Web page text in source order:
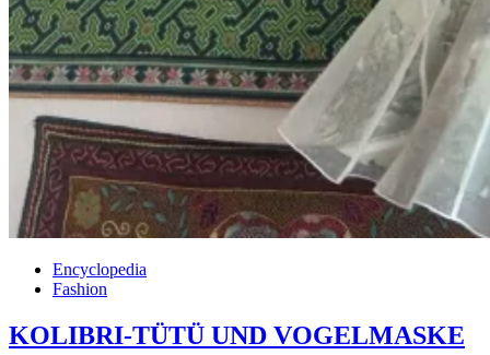
Encyclopedia
Fashion
KOLIBRI-TÜTÜ UND VOGELMASKE